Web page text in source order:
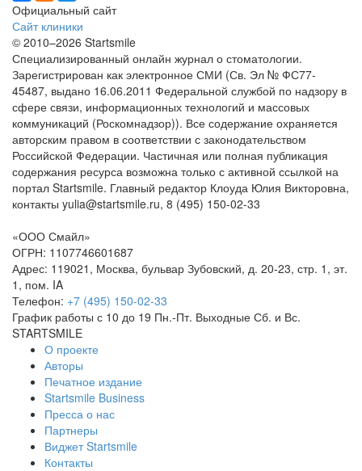
Официальный сайт
Сайт клиники
© 2010–2026 Startsmile
Специализированный онлайн журнал о стоматологии.
Зарегистрирован как электронное СМИ (Св. Эл № ФС77-
45487, выдано 16.06.2011 Федеральной службой по надзору в
сфере связи, информационных технологий и массовых
коммуникаций (Роскомнадзор)). Все содержание охраняется
авторским правом в соответствии с законодательством
Российской Федерации. Частичная или полная публикация
содержания ресурса возможна только с активной ссылкой на
портал Startsmile. Главный редактор Клоуда Юлия Викторовна,
контакты yulia@startsmile.ru, 8 (495) 150-02-33
«ООО Смайл»
ОГРН: 1107746601687
Адрес: 119021, Москва, бульвар Зубовский, д. 20-23, стр. 1, эт.
1, пом. IA
Телефон: +7 (495) 150-02-33
График работы с 10 до 19 Пн.-Пт. Выходные Сб. и Вс.
STARTSMILE
О проекте
Авторы
Печатное издание
Startsmile Business
Пресса о нас
Партнеры
Виджет Startsmile
Контакты